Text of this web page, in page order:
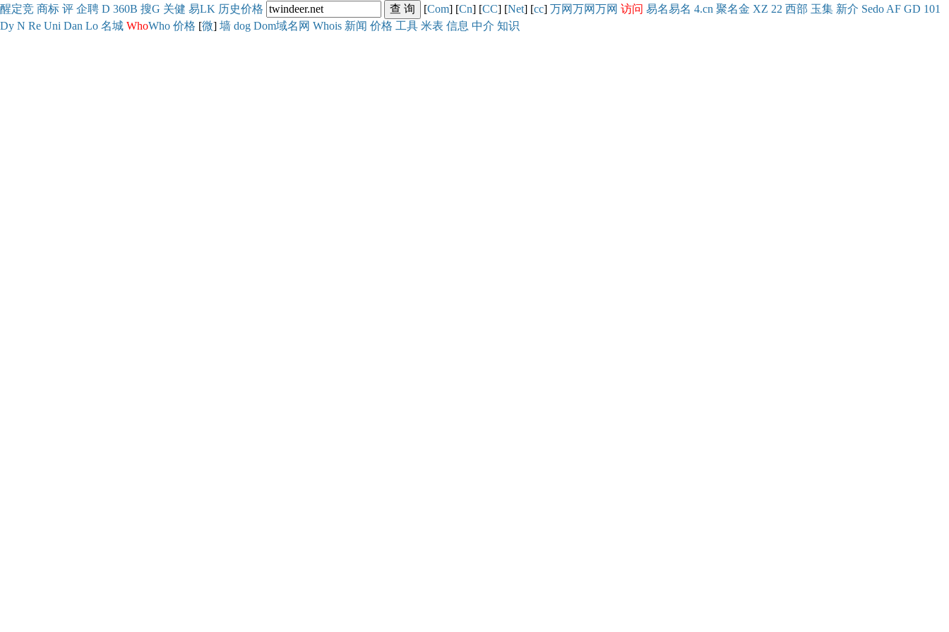
醒定竞 商标 评 企聘 D 360B 搜G 关健 易LK 历史价格 [Com] [Cn] [CC] [Net] [cc] 万网万网万网 访问 易名易名 4.cn 聚名金 XZ 22 西部 玉集 新介 Sedo AF GD 101
Dy N Re Uni Dan Lo 名城 WhoWho 价格 [微] 墙 dog Dom域名网 Whois 新闻 价格 工具 米表 信息 中介 知识